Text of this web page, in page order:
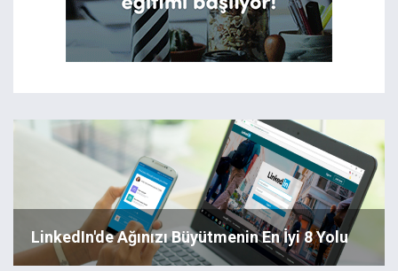
LinkedIn'de Ağınızı Büyütmenin En İyi 8 Yolu